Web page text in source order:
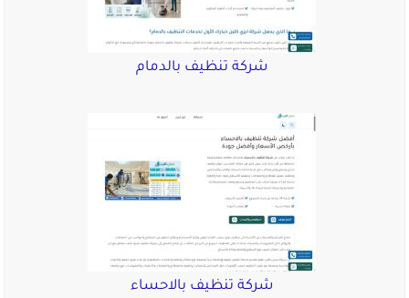
شركة تنظيف بالدمام
شركة تنظيف بالاحساء